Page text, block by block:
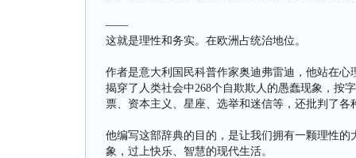
——
这就是理性和务实。在欧洲占统治地位。
作者是意大利国民科普作家奥迪弗雷迪，他站在
揭穿了人类社会中268个自欺欺人的愚蠢现象，按
票、资本主义、星座、选举和迷信等，还批判了各
他编写这部辞典的目的，是让我们拥有一颗理性
象，过上快乐、智慧的现代生活。